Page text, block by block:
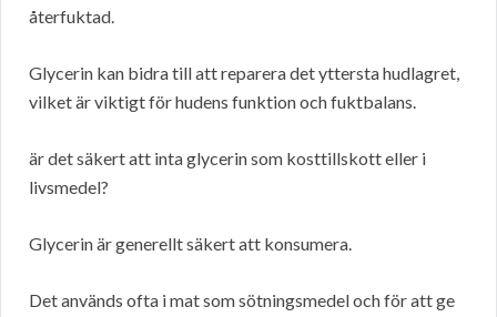
återfuktad.
Glycerin kan bidra till att reparera det yttersta hudlagret,
vilket är viktigt för hudens funktion och fuktbalans.
är det säkert att inta glycerin som kosttillskott eller i
livsmedel?
Glycerin är generellt säkert att konsumera.
Det används ofta i mat som sötningsmedel och för att ge